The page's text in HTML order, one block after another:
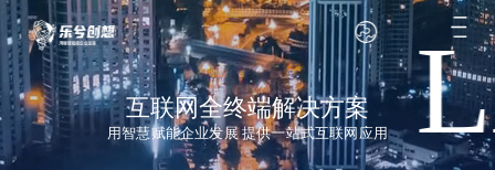
互联网全终端解决方案
用智慧赋能企业发展 提供一站式互联网应用